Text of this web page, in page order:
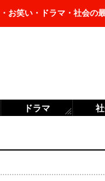
お笑い・ドラマ・社会の
ドラマ